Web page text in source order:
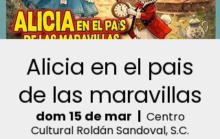
Alicia en el pais
de las maravillas
dom 15 de mar
  |
Centro
Cultural Roldán Sandoval, S.C.